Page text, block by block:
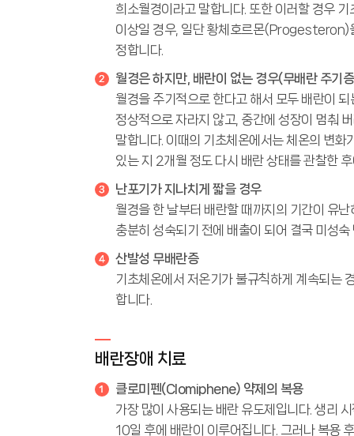
희소월경이라고 말합니다. 또한 이러할 경우
이상일 경우, 일단 황체호르몬(Progesteron)
정합니다.
월경은 하지만, 배란이 없는 경우(무배란 주기
월경을 주기적으로 한다고 해서 모두 배란이
정상적으로 자라지 않고, 중간에 성장이 멈춰
말합니다. 이때의 기초체온에서는 체온의 변
있는 지 2개월 정도 다시 배란 상태를 관찰한
난포기가 지나치게 짧을 경우
월경을 한 날부터 배란할 때까지의 기간이 유
충분히 성숙되기 전에 배출이 되어 결국 미성
산발성 무배란증
기초체온에서 저온기가 불규칙하게 계속되는
합니다.
배란장애 치료
클로미펜(Clomiphene) 약제의 복용
가장 많이 사용되는 배란 유도제입니다. 생
10일 후에 배란이 이루어집니다. 그러나 복용